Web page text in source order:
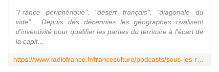
"France périphérique", "désert français", "diagonale du
vide"... Depuis des décennies les géographes rivalisent
d'inventivité pour qualifier les parties du territoire à l'écart de
la capit...